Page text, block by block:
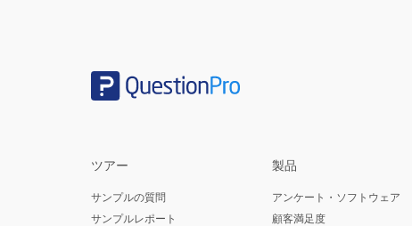
あなたの性別：
男性
ツアー
サンプルの質問
サンプルレポート
製品
アンケート・ソフトウェア
顧客満足度